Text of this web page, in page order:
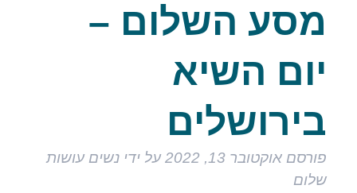
מסע השלום –
יום השיא
בירושלים
פורסם אוקטובר 13, 2022 על ידי נשים עושות
שלום